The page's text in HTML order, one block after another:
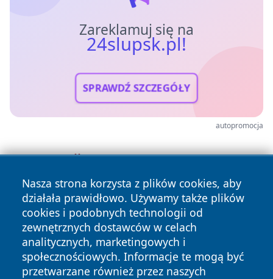
Zareklamuj się na
24slupsk.pl!
SPRAWDŹ SZCZEGÓŁY
autopromocja
Nasza strona korzysta z plików cookies, aby
działała prawidłowo. Używamy także plików
cookies i podobnych technologii od
zewnętrznych dostawców w celach
analitycznych, marketingowych i
społecznościowych. Informacje te mogą być
przetwarzane również przez naszych